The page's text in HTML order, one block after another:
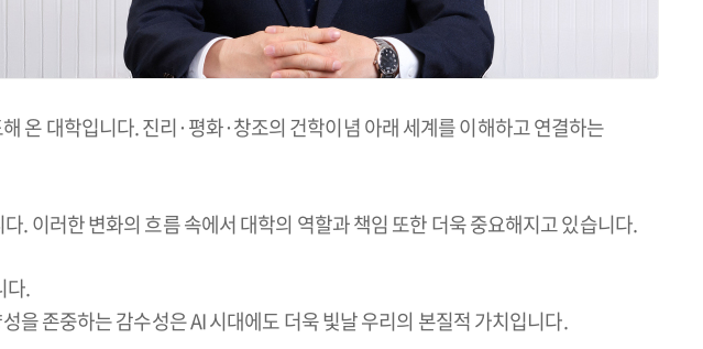
온 대학입니다. 진리·평화·창조의 건학이념 아래 세계를 이해하고 연결하는
. 이러한 변화의 흐름 속에서 대학의 역할과 책임 또한 더욱 중요해지고 있습니다.
다.
존중하는 감수성은 AI 시대에도 더욱 빛날 우리의 본질적 가치입니다.